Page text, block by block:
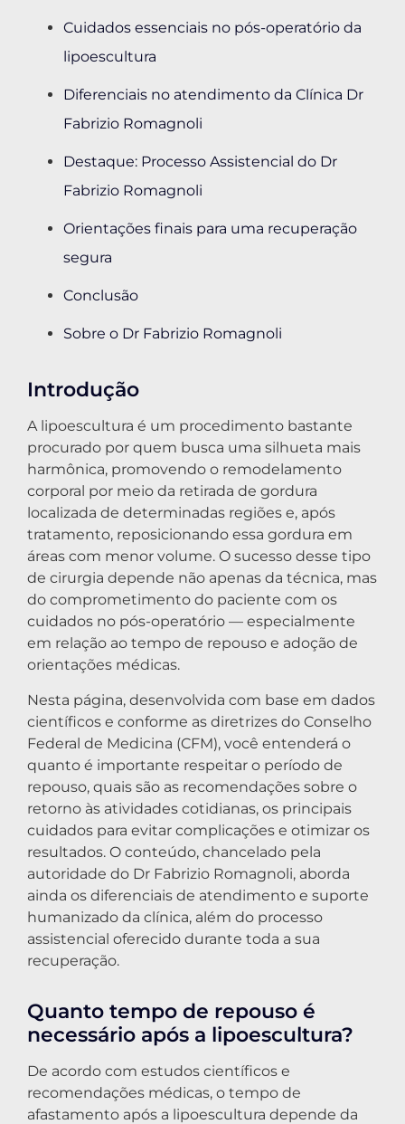
Cuidados essenciais no pós-operatório da
lipoescultura
Diferenciais no atendimento da Clínica Dr
Fabrizio Romagnoli
Destaque: Processo Assistencial do Dr
Fabrizio Romagnoli
Orientações finais para uma recuperação
segura
Conclusão
Sobre o Dr Fabrizio Romagnoli
Introdução
A lipoescultura é um procedimento bastante
procurado por quem busca uma silhueta mais
harmônica, promovendo o remodelamento
corporal por meio da retirada de gordura
localizada de determinadas regiões e, após
tratamento, reposicionando essa gordura em
áreas com menor volume. O sucesso desse tipo
de cirurgia depende não apenas da técnica, mas
do comprometimento do paciente com os
cuidados no pós-operatório — especialmente
em relação ao tempo de repouso e adoção de
orientações médicas.
Nesta página, desenvolvida com base em dados
científicos e conforme as diretrizes do Conselho
Federal de Medicina (CFM), você entenderá o
quanto é importante respeitar o período de
repouso, quais são as recomendações sobre o
retorno às atividades cotidianas, os principais
cuidados para evitar complicações e otimizar os
resultados. O conteúdo, chancelado pela
autoridade do Dr Fabrizio Romagnoli, aborda
ainda os diferenciais de atendimento e suporte
humanizado da clínica, além do processo
assistencial oferecido durante toda a sua
recuperação.
Quanto tempo de repouso é
necessário após a lipoescultura?
De acordo com estudos científicos e
recomendações médicas, o tempo de
afastamento após a lipoescultura depende da